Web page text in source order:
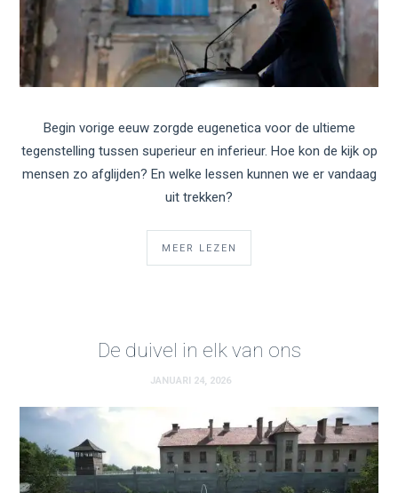
Begin vorige eeuw zorgde eugenetica voor de ultieme
tegenstelling tussen superieur en inferieur. Hoe kon de kijk op
mensen zo afglijden? En welke lessen kunnen we er vandaag
uit trekken?
MEER LEZEN
De duivel in elk van ons
JANUARI 24, 2026